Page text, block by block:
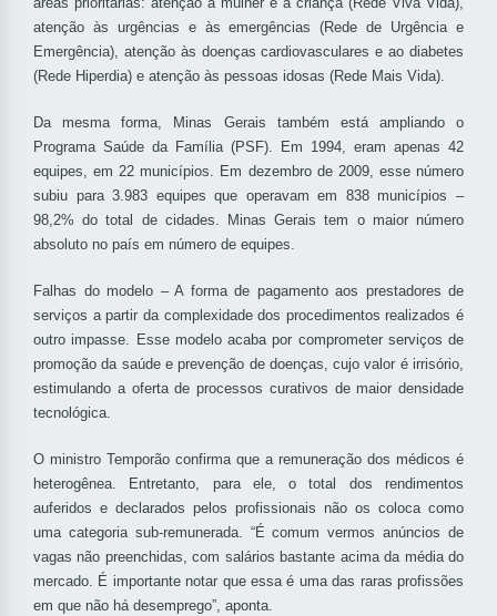
atenção às urgências e às emergências (Rede de Urgência e
Emergência), atenção às doenças cardiovasculares e ao diabetes
(Rede Hiperdia) e atenção às pessoas idosas (Rede Mais Vida).
Da mesma forma, Minas Gerais também está ampliando o
Programa Saúde da Família (PSF). Em 1994, eram apenas 42
equipes, em 22 municípios. Em dezembro de 2009, esse número
subiu para 3.983 equipes que operavam em 838 municípios –
98,2% do total de cidades. Minas Gerais tem o maior número
absoluto no país em número de equipes.
Falhas do modelo – A forma de pagamento aos prestadores de
serviços a partir da complexidade dos procedimentos realizados é
outro impasse. Esse modelo acaba por comprometer serviços de
promoção da saúde e prevenção de doenças, cujo valor é irrisório,
estimulando a oferta de processos curativos de maior densidade
tecnológica.
O ministro Temporão confirma que a remuneração dos médicos é
heterogênea. Entretanto, para ele, o total dos rendimentos
auferidos e declarados pelos profissionais não os coloca como
uma categoria sub-remunerada. “É comum vermos anúncios de
vagas não preenchidas, com salários bastante acima da média do
mercado. É importante notar que essa é uma das raras profissões
em que não há desemprego”, aponta.